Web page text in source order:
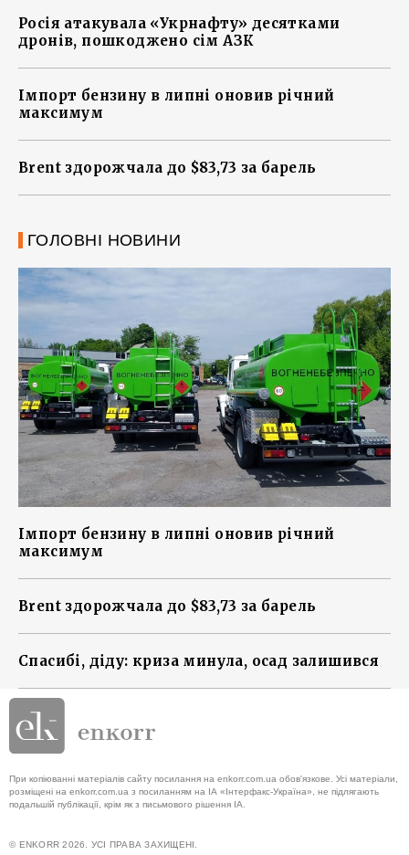
Росія атакувала «Укрнафту» десятками
дронів, пошкоджено сім АЗК
Імпорт бензину в липні оновив річний
максимум
Brent здорожчала до $83,73 за барель
ГОЛОВНІ НОВИНИ
Імпорт бензину в липні оновив річний
максимум
Brent здорожчала до $83,73 за барель
Спасибі, діду: криза минула, осад залишився
При копіюванні матеріалів сайту посилання на enkorr.com.ua обов'язкове. Усі матеріали,
розміщені на enkorr.com.ua з посиланням на ІА «Інтерфакс-Україна», не підлягають
подальшій публікації, крім як з письмового рішення ІА.
© ENKORR 2026. УСІ ПРАВА ЗАХИЩЕНІ.